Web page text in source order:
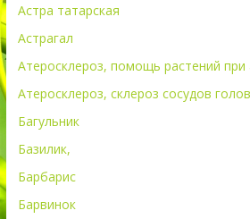
Астра татарская
Астрагал
Атеросклероз, помощь растений при
Атеросклероз, склероз сосудов
Багульник
Базилик,
Барбарис
Барвинок